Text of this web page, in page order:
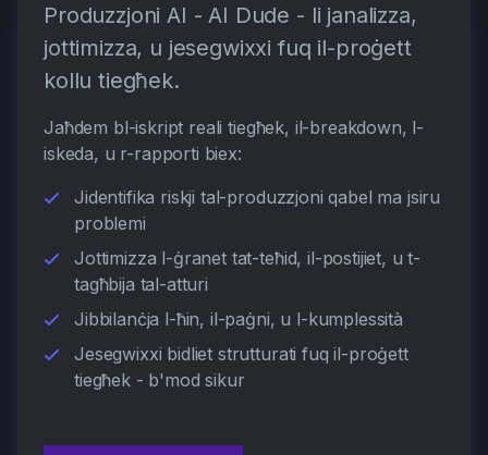
Produzzjoni AI - AI Dude - li janalizza,
jottimizza, u jesegwixxi fuq il-proġett
kollu tiegħek.
Jaħdem bl-iskript reali tiegħek, il-breakdown, l-
iskeda, u r-rapporti biex:
Jidentifika riskji tal-produzzjoni qabel ma jsiru
problemi
Jottimizza l-ġranet tat-teħid, il-postijiet, u t-
tagħbija tal-atturi
Jibbilanċja l-ħin, il-paġni, u l-kumplessità
Jesegwixxi bidliet strutturati fuq il-proġett
tiegħek - b'mod sikur